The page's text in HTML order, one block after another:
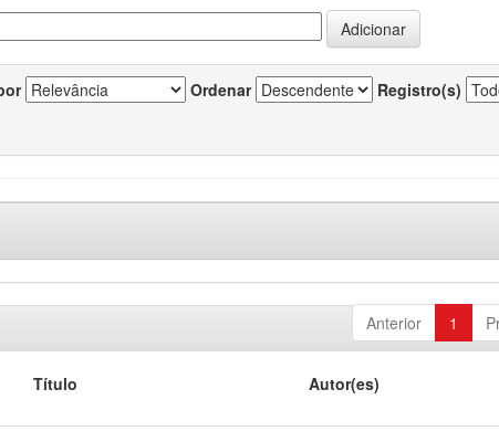
Ordenar Registro(s)
Anterior 1
Título Autor(es)